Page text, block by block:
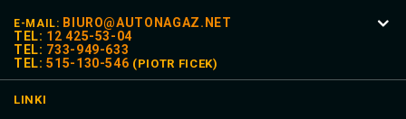
E-MAIL: BIURO@AUTONAGAZ.NET
TEL: 12 425-53-04
TEL: 733-949-633
TEL:515-130-546 (PIOTR FICEK)
LINKI